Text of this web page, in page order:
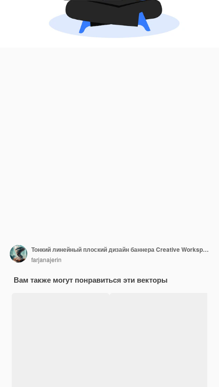
Тонкий линейный плоский дизайн баннера Creative Workspace для веб-сайта и мобильного веб-сайта прост в использовании
farjanajerin
Вам также могут понравиться эти векторы